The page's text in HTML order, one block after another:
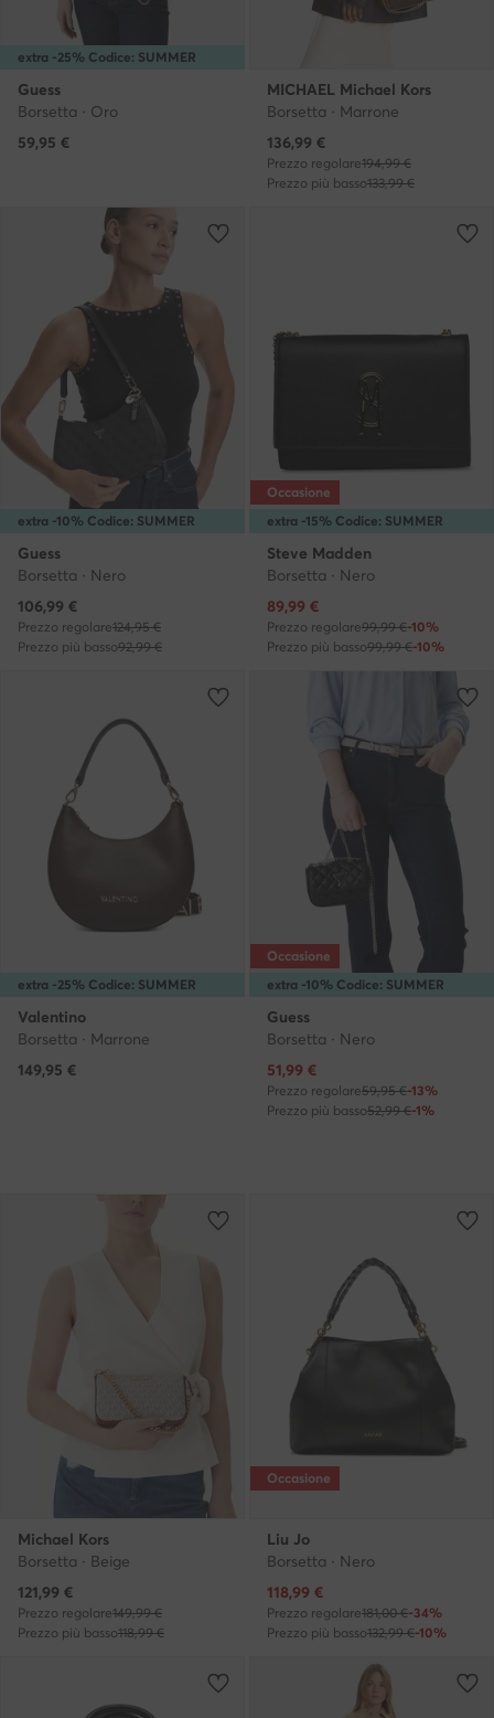
extra -25% Codice: SUMMER
Guess
Borsetta · Oro
59,95 €
MICHAEL Michael Kors
Borsetta · Marrone
Prezzo attuale
136,99 €
Prezzo regolare194,99 €
Prezzo più basso133,99 €
extra -10% Codice: SUMMER
Guess
Borsetta · Nero
Prezzo attuale
106,99 €
Prezzo regolare124,95 €
Prezzo più basso92,99 €
extra -15% Codice: SUMMER
Occasione
Steve Madden
Borsetta · Nero
Prezzo attuale
89,99 €
Prezzo regolare99,99 €-10%
Prezzo più basso99,99 €-10%
extra -25% Codice: SUMMER
Valentino
Borsetta · Marrone
149,95 €
extra -10% Codice: SUMMER
Occasione
Guess
Borsetta · Nero
Prezzo attuale
51,99 €
Prezzo regolare59,95 €-13%
Prezzo più basso52,99 €-1%
Michael Kors
Borsetta · Beige
Prezzo attuale
121,99 €
Prezzo regolare149,99 €
Prezzo più basso118,99 €
Occasione
Liu Jo
Borsetta · Nero
Prezzo attuale
118,99 €
Prezzo regolare181,00 €-34%
Prezzo più basso132,99 €-10%